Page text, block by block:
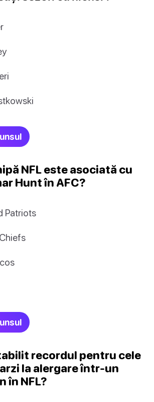
NFL este asociată cu
Hunt în AFC?
Patriots
recordul pentru cele
la alergare într-un
în NFL?